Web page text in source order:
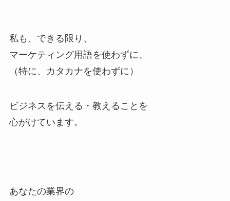
私も、できる限り、
マーケティング用語を使わずに、
（特に、カタカナを使わずに）
ビジネスを伝える・教えることを
心がけています。
あなたの業界の